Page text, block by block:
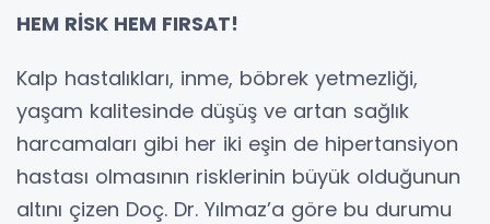
HEM RİSK HEM FIRSAT!
Kalp hastalıkları, inme, böbrek yetmezliği,
yaşam kalitesinde düşüş ve artan sağlık
harcamaları gibi her iki eşin de hipertansiyon
hastası olmasının risklerinin büyük olduğunun
altını çizen Doç. Dr. Yılmaz’a göre bu durumu